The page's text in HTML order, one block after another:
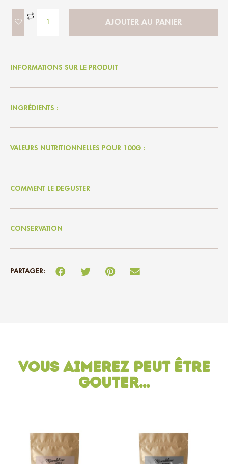
AJOUTER AU PANIER
INFORMATIONS SUR LE PRODUIT
INGRÉDIENTS :
VALEURS NUTRITIONNELLES POUR 100G :
COMMENT LE DEGUSTER
CONSERVATION
PARTAGER:
Vous aimerez peut être
gouter…